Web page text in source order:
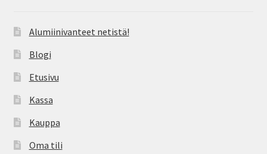
Alumiinivanteet netistä!
Blogi
Etusivu
Kassa
Kauppa
Oma tili